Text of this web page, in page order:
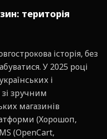
територія
історія, без
У 2025 році
і
зручним
магазинів
(Хорошоп,
(OpenCart,